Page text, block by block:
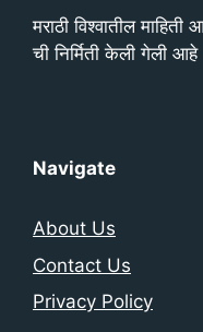
मराठी विश्वातील माहिती
ची निर्मिती केली गेली आहे
Navigate
About Us
Contact Us
Privacy Policy